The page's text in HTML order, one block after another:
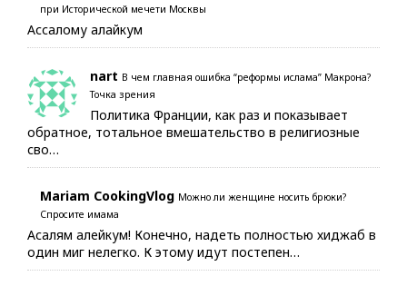
при Исторической мечети Москвы
Ассалому алайкум
nart В чем главная ошибка “реформы ислама” Макрона?
Точка зрения
Политика Франции, как раз и показывает
обратное, тотальное вмешательство в религиозные
сво…
Mariam CookingVlog Можно ли женщине носить брюки?
Спросите имама
Асалям алейкум! Конечно, надеть полностью хиджаб в
один миг нелегко. К этому идут постепен…